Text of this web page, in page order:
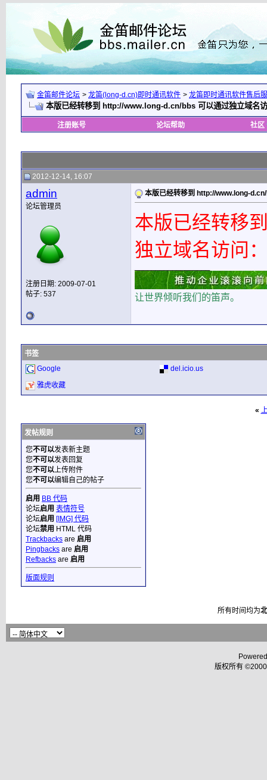
金笛邮件论坛 > 龙笛(long-d.cn)即时通讯软件 > 龙笛即时通讯软件售后
本版已经转移到 http://www.long-d.cn/bbs 可以通过独立域名
注册账号 论坛帮助 社区
2012-12-14, 16:07
admin
论坛管理员
注册日期: 2009-07-01
帖子: 537
本版已经转移到 http://www.long-
本版已经转移
独立域名访问
让世界倾听我们的笛声。
书签
Google
del.icio.us
雅虎收藏
«
发帖规则
您不可以发表新主题
您不可以发表回复
您不可以上传附件
您不可以编辑自己的帖子
启用 BB 代码
论坛启用 表情符号
论坛启用 [IMG] 代码
论坛禁用 HTML 代码
Trackbacks are 启用
Pingbacks are 启用
Refbacks are 启用
版面规则
所有时间均为
版权所有